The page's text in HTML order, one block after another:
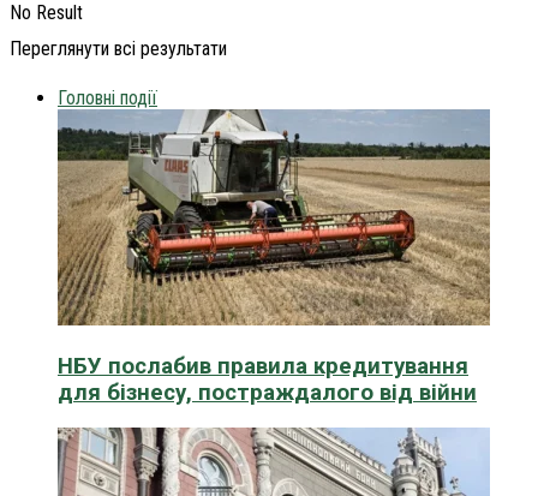
No Result
Переглянути всі результати
Головні події
НБУ послабив правила кредитування
для бізнесу, постраждалого від війни